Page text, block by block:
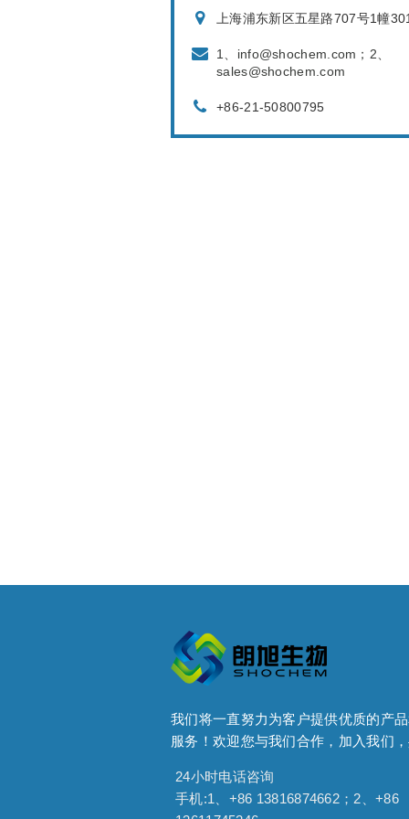
上海浦东新区五星路707号1幢
1、info@shochem.com；2、
sales@shochem.com
+86-21-50800795
我们将一直努力为客户提供优质的产
服务！欢迎您与我们合作，加入我们
24小时电话咨询
手机:1、+86 13816874662；2、+86